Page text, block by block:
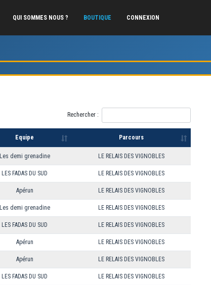
QUI SOMMES NOUS ? BOUTIQUE CONNEXION
Rechercher :
Equipe Parcours
Les demi grenadine LE RELAIS DES VIGNOBLES
LES FADAS DU SUD LE RELAIS DES VIGNOBLES
Apérun LE RELAIS DES VIGNOBLES
Les demi grenadine LE RELAIS DES VIGNOBLES
LES FADAS DU SUD LE RELAIS DES VIGNOBLES
Apérun LE RELAIS DES VIGNOBLES
Apérun LE RELAIS DES VIGNOBLES
LES FADAS DU SUD LE RELAIS DES VIGNOBLES